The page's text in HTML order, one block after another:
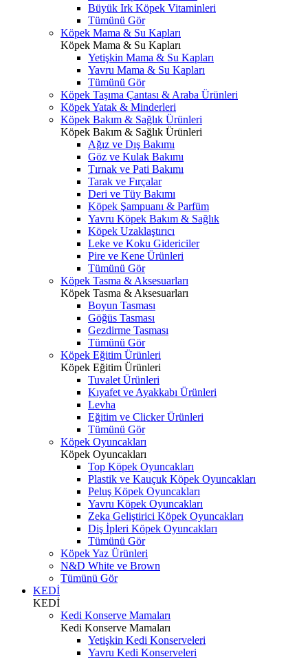
Büyük Irk Köpek Vitaminleri
Tümünü Gör
Köpek Mama & Su Kapları
Köpek Mama & Su Kapları
Yetişkin Mama & Su Kapları
Yavru Mama & Su Kapları
Tümünü Gör
Köpek Taşıma Çantası & Araba Ürünleri
Köpek Yatak & Minderleri
Köpek Bakım & Sağlık Ürünleri
Köpek Bakım & Sağlık Ürünleri
Ağız ve Dış Bakımı
Göz ve Kulak Bakımı
Tırnak ve Pati Bakımı
Tarak ve Fırçalar
Deri ve Tüy Bakımı
Köpek Şampuanı & Parfüm
Yavru Köpek Bakım & Sağlık
Köpek Uzaklaştırıcı
Leke ve Koku Gidericiler
Pire ve Kene Ürünleri
Tümünü Gör
Köpek Tasma & Aksesuarları
Köpek Tasma & Aksesuarları
Boyun Tasması
Göğüs Tasması
Gezdirme Tasması
Tümünü Gör
Köpek Eğitim Ürünleri
Köpek Eğitim Ürünleri
Tuvalet Ürünleri
Kıyafet ve Ayakkabı Ürünleri
Levha
Eğitim ve Clicker Ürünleri
Tümünü Gör
Köpek Oyuncakları
Köpek Oyuncakları
Top Köpek Oyuncakları
Plastik ve Kauçuk Köpek Oyuncakları
Peluş Köpek Oyuncakları
Yavru Köpek Oyuncakları
Zeka Geliştirici Köpek Oyuncakları
Diş İpleri Köpek Oyuncakları
Tümünü Gör
Köpek Yaz Ürünleri
N&D White ve Brown
Tümünü Gör
KEDİ
KEDİ
Kedi Konserve Mamaları
Kedi Konserve Mamaları
Yetişkin Kedi Konserveleri
Yavru Kedi Konserveleri